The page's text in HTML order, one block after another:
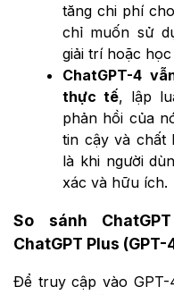
tăng chi phí
chỉ muốn sử
giải trí hoặc học
ChatGPT-4
thực tế, lập
phản hồi của
tin cậy và chất
là khi người
xác và hữu ích.
So sánh
ChatGPT Plus (GPT-
Để truy cập vào